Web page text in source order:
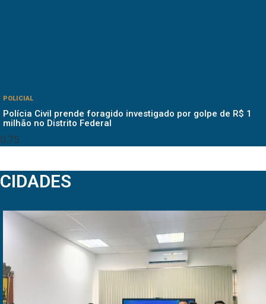
POLICIAL
Polícia Civil prende foragido investigado por golpe de R$ 1
milhão no Distrito Federal
CIDADES